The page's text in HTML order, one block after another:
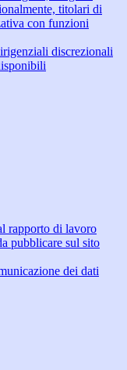
titolari di
con funzioni
discrezionali
rapporto di lavoro
pubblicare sul sito
dei dati